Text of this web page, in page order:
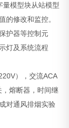
量模型块从站模型
的修改和监控。
护器等控制元
灯及系统流程
），交流ACA
熔断器，时间继
对通风排烟实验